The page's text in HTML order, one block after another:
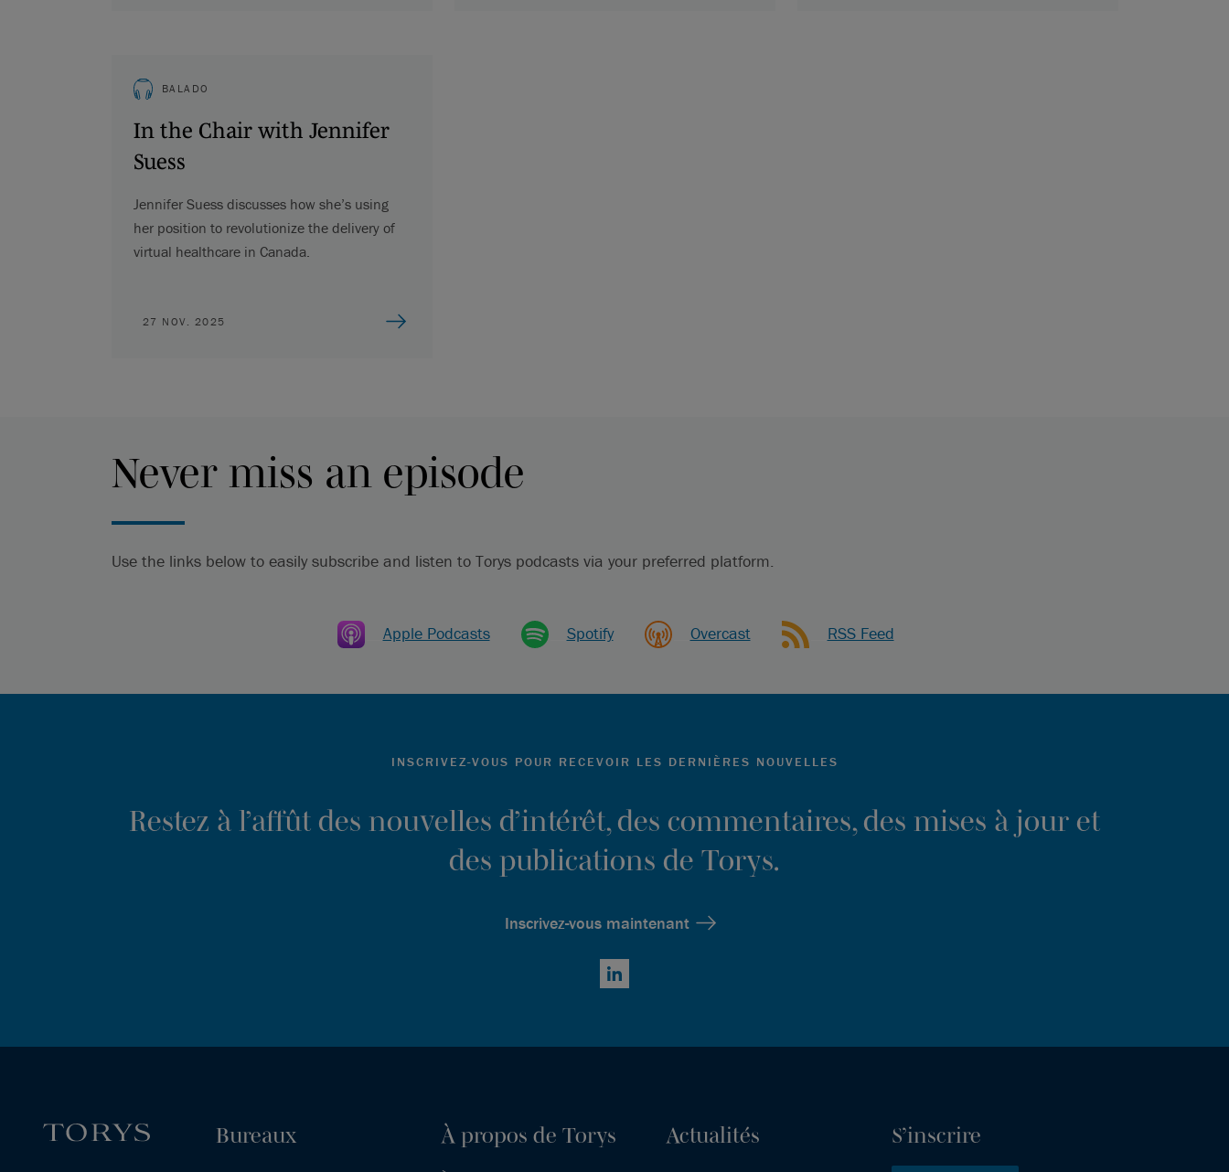
BALADO
In the Chair with Jennifer
Suess
Jennifer Suess discusses how she’s using
her position to revolutionize the delivery of
virtual healthcare in Canada.
27 NOV. 2025
Never miss an episode
Use the links below to easily subscribe and listen to Torys podcasts via your preferred platform.
Apple Podcasts Spotify Overcast RSS Feed
INSCRIVEZ-VOUS POUR RECEVOIR LES DERNIÈRES NOUVELLES
Restez à l’affût des nouvelles d’intérêt, des commentaires, des mises à jour et
des publications de Torys.
Inscrivez-vous maintenant
LinkedIn
Bureaux À propos de Torys Actualités S’inscrire